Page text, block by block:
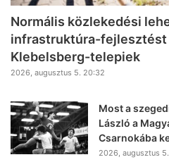
Normális közlekedési
infrastruktúra-fejlesztést
Klebelsberg-telepiek
2026, augusztus 5. 20:32
Most a
László a
Csarnokába
2026, augusztus